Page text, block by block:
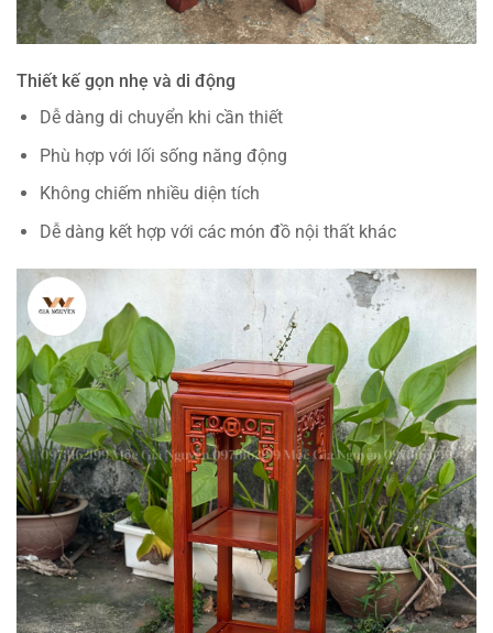
Thiết kế gọn nhẹ và di động
Dễ dàng di chuyển khi cần thiết
Phù hợp với lối sống năng động
Không chiếm nhiều diện tích
Dễ dàng kết hợp với các món đồ nội thất khác